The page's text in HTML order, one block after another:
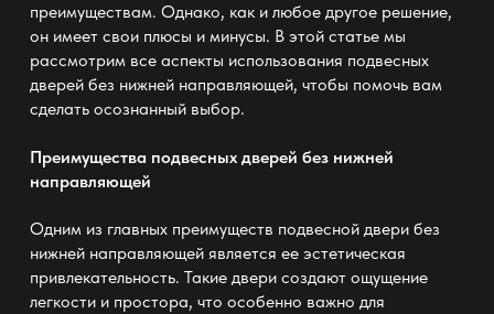
преимуществам. Однако, как и любое другое решение,
он имеет свои плюсы и минусы. В этой статье мы
рассмотрим все аспекты использования подвесных
дверей без нижней направляющей, чтобы помочь вам
сделать осознанный выбор.
Преимущества подвесных дверей без нижней
направляющей
Одним из главных преимуществ подвесной двери без
нижней направляющейявляется ее эстетическая
привлекательность. Такие двери создают ощущение
легкости и простора, что особенно важно для